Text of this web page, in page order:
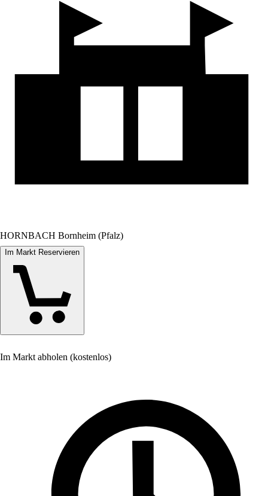
HORNBACH Bornheim (Pfalz)
Im Markt Reservieren
Im Markt abholen (kostenlos)